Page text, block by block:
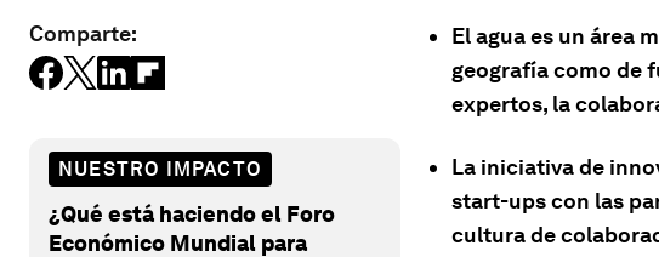
Comparte:
NUESTRO IMPACTO
¿Qué está haciendo el Foro
Económico Mundial para
El agua es un área
geografía como de
expertos, la
La iniciativa de
start-ups con las
cultura de